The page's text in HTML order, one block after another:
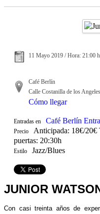
11 Mayo 2019 / Hora: 21:00
Café Berlín
Calle Costanilla de los
Cómo llegar
Entradas en Café Berlín
Precio
Anticipada: 18€/20€
puertas: 20:30h
Estilo Jazz/Blues
JUNIOR
Con casi treinta años de